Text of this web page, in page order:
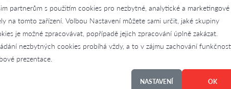
partnerům s použitím cookies pro nezbytné, analytické a marketingové
na tomto zařízení. Volbou Nastavení můžete sami určit, jaké skupiny
je možné zpracovávat, popřípadě jejich zpracování úplně zakázat.
nezbytných cookies probíhá vždy, a to v zájmu zachování
prezentace.
NASTAVENÍ OK
4.8
přinesl nové zákazníky a kontakty s výrobci a dodavateli. Mohli
plastů a reagencií a…